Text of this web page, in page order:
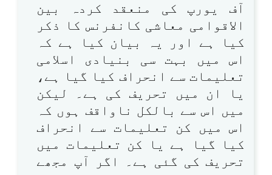
آف یورپ کی منعقد کردہ بین
الاقوامی معاشی کانفرنس کا ذکر
کیا ہے اور یہ بیان کیا ہے کہ
اس میں بہت سی بنیادی اسلامی
تعلیمات سے انحراف کیا گیا ہے،
یا ان میں تحریف کی ہے۔ لیکن
میں اس سے بالکل ناواقف ہوں کہ
اس میں کن تعلیمات سے انحراف
کیا گیا ہے یا کن تعلیمات میں
تحریف کی گئی ہے۔ اگر آپ مجھے